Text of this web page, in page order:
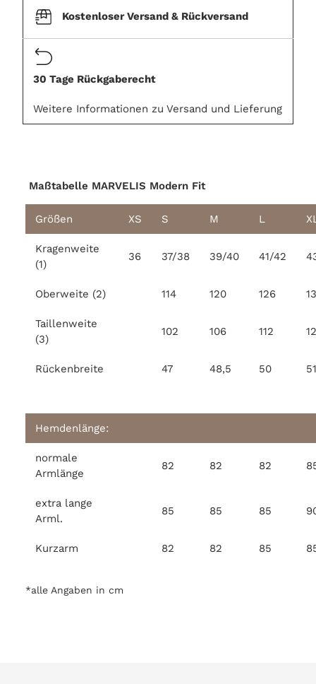
Kostenloser Versand & Rückversand
30 Tage Rückgaberecht
Weitere Informationen zu Versand und Lieferung
Maßtabelle MARVELIS Modern Fit
Größen XS S M L
Kragenweite
(1)
36 37/38 39/40 41/42
Oberweite (2) 114 120 126
Taillenweite
(3)
102 106 112
Rückenbreite 47 48,5 50
Hemdenlänge:
normale
Armlänge
82 82 82
extra lange
Arml.
85 85 85
Kurzarm 82 82 85
*alle Angaben in cm